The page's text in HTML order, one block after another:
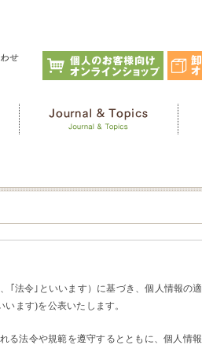
｢法令｣といいます）に基づき、個人情報の適
ます)を公表いたします。
る法令や規範を遵守するとともに、個人情報